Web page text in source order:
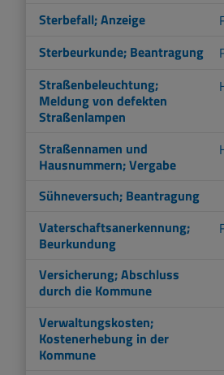
Sterbefall; Anzeige
Sterbeurkunde; Beantragung
Straßenbeleuchtung;
Meldung von defekten
Straßenlampen
Straßennamen und
Hausnummern; Vergabe
Sühneversuch; Beantragung
Vaterschaftsanerkennung;
Beurkundung
Versicherung; Abschluss
durch die Kommune
Verwaltungskosten;
Kostenerhebung in der
Kommune